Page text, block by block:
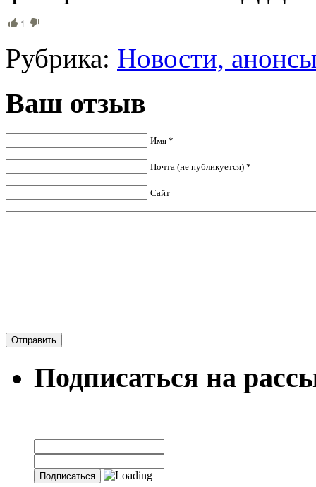
1
Рубрика: Новости,
Ваш отзыв
Имя *
Почта (не публикуется) *
Сайт
Подписаться на